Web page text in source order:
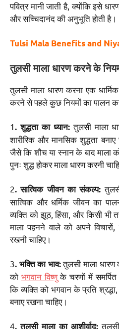
पवित्र मानी जाती है, क्योंकि इसे
और सच्चिदानंद की अनुभूति होती है।
Tulsi Mala Benefits and
तुलसी माला धारण करने के
तुलसी माला धारण करना एक
करने से पहले कुछ नियमों का पालन
1. शुद्धता का ध्यान:तुलसी माला
शारीरिक और मानसिक शुद्धता
जैसे कि शौच या स्नान के बाद माला
पुनः शुद्ध होकर माला धारण करनी
2. सात्विक जीवन का संकल्प:
सात्विक और धर्मिक जीवन का
व्यक्ति को झूठ, हिंसा, और किसी भी
माला पहनने वाले को अपने विचारों,
रखनी चाहिए।
3. भक्ति का भाव:तुलसी माला धारण
को भगवान विष्णुके चरणों में समर्पित
कि व्यक्ति को भगवान के प्रति
बनाए रखना चाहिए।
4. तुलसी माला का आशीर्वाद: